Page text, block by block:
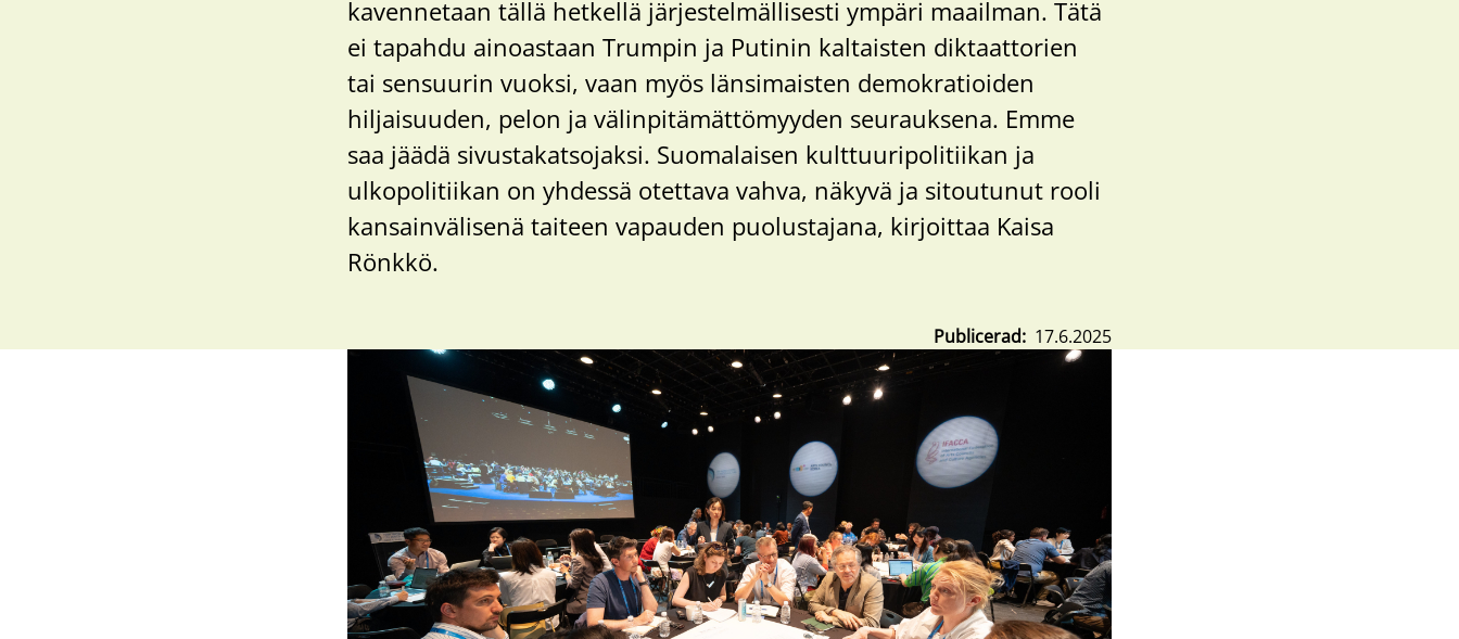
kavennetaan tällä hetkellä järjestelmällisesti ympäri maailman. Tätä
ei tapahdu ainoastaan Trumpin ja Putinin kaltaisten diktaattorien
tai sensuurin vuoksi, vaan myös länsimaisten demokratioiden
hiljaisuuden, pelon ja välinpitämättömyyden seurauksena. Emme
saa jäädä sivustakatsojaksi. Suomalaisen kulttuuripolitiikan ja
ulkopolitiikan on yhdessä otettava vahva, näkyvä ja sitoutunut rooli
kansainvälisenä taiteen vapauden puolustajana, kirjoittaa Kaisa
Rönkkö.
Publicerad 17.6.2025